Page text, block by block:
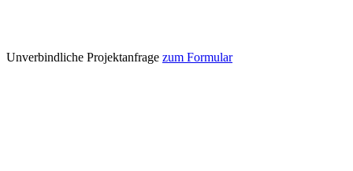
Unverbindliche Projektanfrage zum Formular